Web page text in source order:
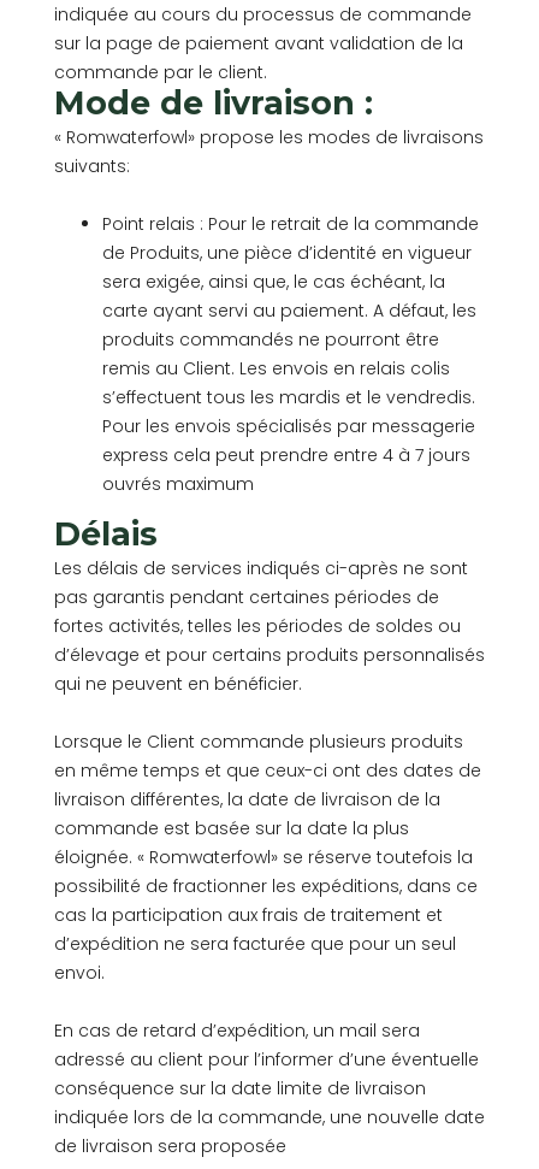
indiquée au cours du processus de commande
sur la page de paiement avant validation de la
commande par le client.
Mode de livraison :
« Romwaterfowl» propose les modes de livraisons
suivants:
Point relais : Pour le retrait de la commande
de Produits, une pièce d’identité en vigueur
sera exigée, ainsi que, le cas échéant, la
carte ayant servi au paiement. A défaut, les
produits commandés ne pourront être
remis au Client. Les envois en relais colis
s’effectuent tous les mardis et le vendredis.
Pour les envois spécialisés par messagerie
express cela peut prendre entre 4 à 7 jours
ouvrés maximum
Délais
Les délais de services indiqués ci-après ne sont
pas garantis pendant certaines périodes de
fortes activités, telles les périodes de soldes ou
d’élevage et pour certains produits personnalisés
qui ne peuvent en bénéficier.
Lorsque le Client commande plusieurs produits
en même temps et que ceux-ci ont des dates de
livraison différentes, la date de livraison de la
commande est basée sur la date la plus
éloignée. « Romwaterfowl» se réserve toutefois la
possibilité de fractionner les expéditions, dans ce
cas la participation aux frais de traitement et
d’expédition ne sera facturée que pour un seul
envoi.
En cas de retard d’expédition, un mail sera
adressé au client pour l’informer d’une éventuelle
conséquence sur la date limite de livraison
indiquée lors de la commande, une nouvelle date
de livraison sera proposée